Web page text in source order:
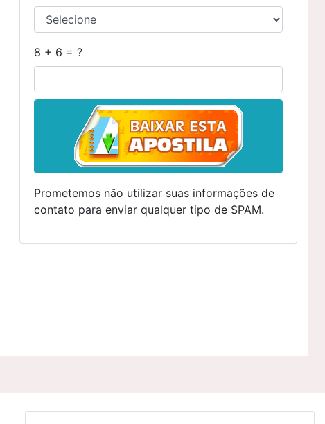
8 + 6 = ?
Prometemos não utilizar suas informações de
contato para enviar qualquer tipo de SPAM.